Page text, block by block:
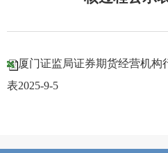
厦门证监局证券期货经营机构
表2025-9-5